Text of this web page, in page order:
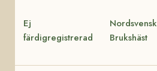
Ej
färdigregistrerad
Nordsvensk
Brukshäst